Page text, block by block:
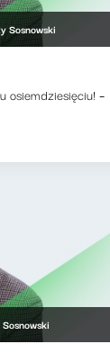
Sosnowski
osiemdziesięciu! –